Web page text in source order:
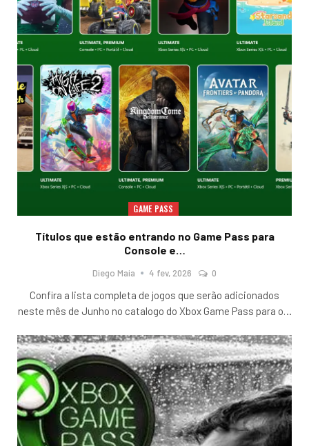
GAME PASS
Títulos que estão entrando no Game Pass para
Console e…
Diego Maia 4 fev, 2026 0
Confira a lista completa de jogos que serão adicionados
neste mês de Junho no catalogo do Xbox Game Pass para o